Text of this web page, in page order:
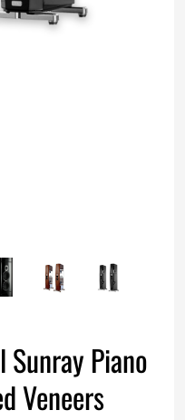
Sunray Piano
Veneers